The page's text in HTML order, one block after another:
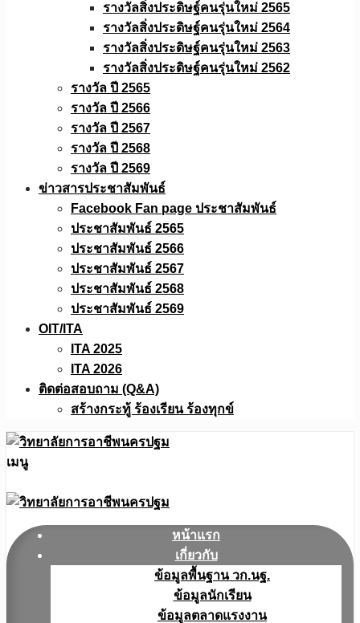
รางวัลสิ่งประดิษฐ์คนรุ่นใหม่ 2565
รางวัลสิ่งประดิษฐ์คนรุ่นใหม่ 2564
รางวัลสิ่งประดิษฐ์คนรุ่นใหม่ 2563
รางวัลสิ่งประดิษฐ์คนรุ่นใหม่ 2562
รางวัล ปี 2565
รางวัล ปี 2566
รางวัล ปี 2567
รางวัล ปี 2568
รางวัล ปี 2569
ข่าวสารประชาสัมพันธ์
Facebook Fan page ประชาสัมพันธ์
ประชาสัมพันธ์ 2565
ประชาสัมพันธ์ 2566
ประชาสัมพันธ์ 2567
ประชาสัมพันธ์ 2568
ประชาสัมพันธ์ 2569
OIT/ITA
ITA 2025
ITA 2026
ติดต่อสอบถาม (Q&A)
สร้างกระทู้ ร้องเรียน ร้องทุกข์
เมนู
หน้าแรก
เกี่ยวกับ
ข้อมูลพื้นฐาน วก.นฐ.
ข้อมูลนักเรียน
ข้อมูลตลาดแรงงาน